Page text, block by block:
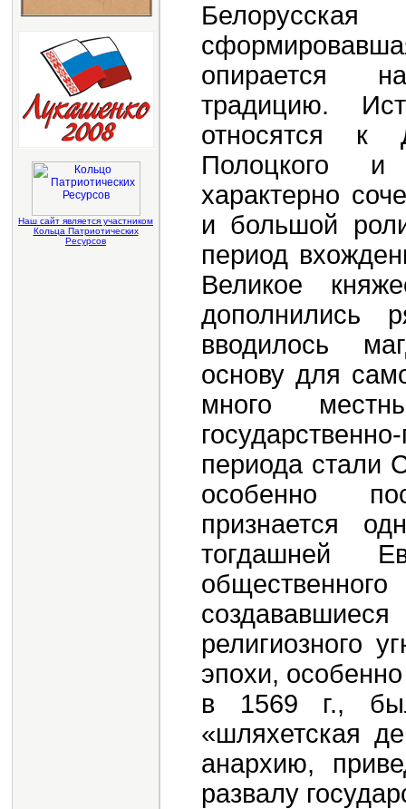
Наш сайт является участником
Кольца Патриотических
Ресурсов
опирается
традицию.
относятся к
Полоцкого и
характерно
и большой
период
Великое
дополнились
вводилось
основу для
много
периода стали
особенно
признается
тогдашней
религиозного
эпохи,
в 1569 г.,
«шляхетская
анархию,
развалу